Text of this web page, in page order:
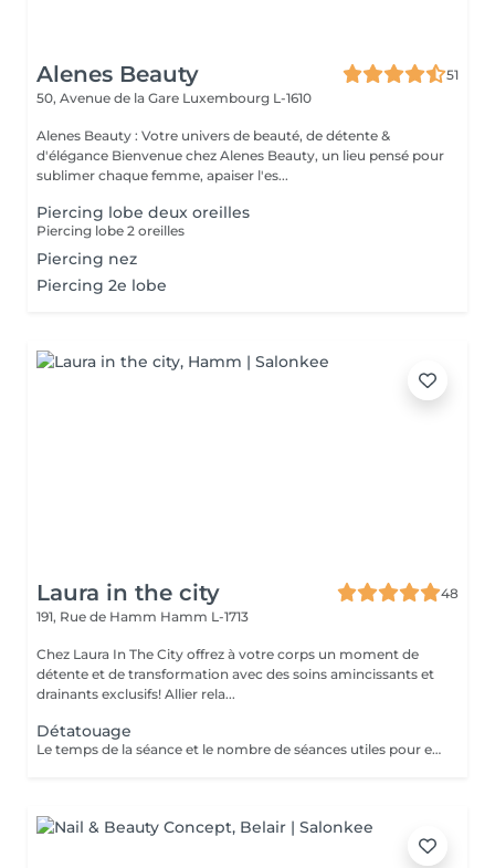
Alenes Beauty
51
50, Avenue de la Gare Luxembourg L-1610
Alenes Beauty : Votre univers de beauté, de détente &
d'élégance Bienvenue chez Alenes Beauty, un lieu pensé pour
sublimer chaque femme, apaiser l'es...
Piercing lobe deux oreilles
Piercing lobe 2 oreilles
Piercing nez
Piercing 2e lobe
Laura in the city
48
191, Rue de Hamm Hamm L-1713
Chez Laura In The City offrez à votre corps un moment de
détente et de transformation avec des soins amincissants et
drainants exclusifs! Allier rela...
Détatouage
Le temps de la séance et le nombre de séances utiles pour enlever le tatouage sont variables Le détatouage laser est une technique efficace qui fragmente les pigments d'encre sous la peau à l'aide de faisceaux de lumière, permettant ainsi au système immunitaire de les éliminer progressivement. Le processus nécessite généralement plusieurs séances, et son efficacité dépend de divers facteurs. Comment ça marche ? Le laser cible les particules d'encre et les chauffe pour les fragmenter en morceaux plus petits. Ces fragments sont ensuite naturellement évacués par le corps. Différents types de lasers, tels que le laser Picosure ou le laser Q-Switched, sont utilisés pour traiter efficacement différentes couleurs et profondeurs d'encre. Ce qu'il faut savoir Nombre de séances Le nombre de séances varie considérablement. Un tatouage amateur peut nécessiter 3 à 5 séances, tandis qu'un tatouage professionnel peut en exiger 4 à 12, voire plus, pour une disparition complète. Résultats progressifs L'éclaircissement de l'encre est visible après chaque séance, mais le tatouage complet s'estompe progressivement au fil du temps.